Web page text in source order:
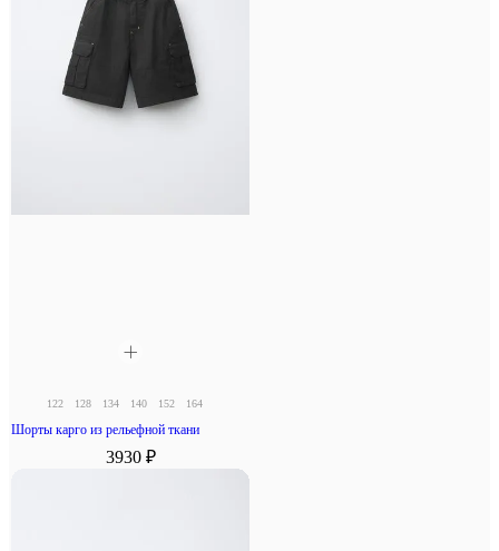
122 128 134 140 152 164
Шорты карго из рельефной ткани
3930 ₽